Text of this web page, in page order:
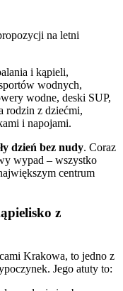
na letni
i kąpieli,
wodnych,
wodne, deski SUP,
rodzin z dziećmi,
i napojami.
dzień bez nudy. Coraz
wypad – wszystko
centrum
z
Krakowa, to jedno z
Jego atuty to: